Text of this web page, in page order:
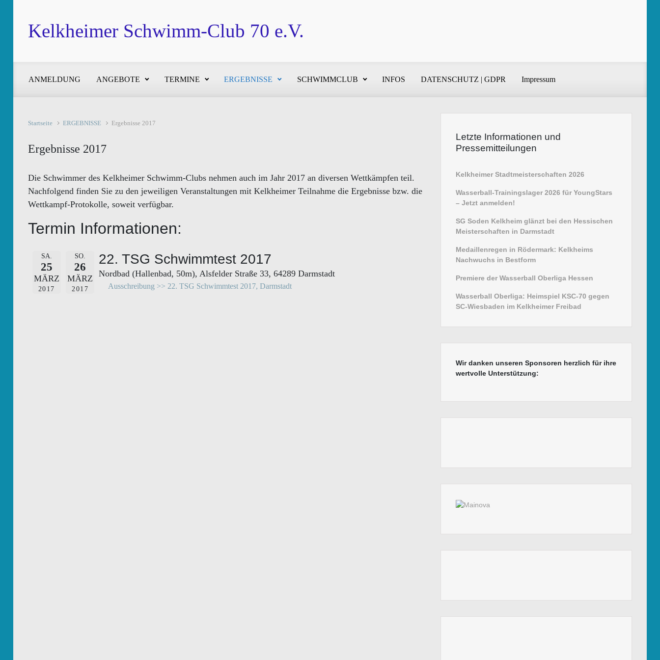
Kelkheimer Schwimm-Club 70 e.V.
ANMELDUNG ANGEBOTE TERMINE ERGEBNISSE SCHWIMMCLUB INFOS DATENSCHUTZ | GDPR Impressum
Startseite ERGEBNISSE Ergebnisse 2017
Ergebnisse 2017
Die Schwimmer des Kelkheimer Schwimm-Clubs nehmen auch im Jahr 2017 an diversen Wettkämpfen teil.
Nachfolgend finden Sie zu den jeweiligen Veranstaltungen mit Kelkheimer Teilnahme die Ergebnisse bzw. die
Wettkampf-Protokolle, soweit verfügbar.
Termin Informationen:
SA.
25
MÄRZ
2017
SO.
26
MÄRZ
2017
22. TSG Schwimmtest 2017
Nordbad (Hallenbad, 50m), Alsfelder Straße 33, 64289 Darmstadt
Ausschreibung >> 22. TSG Schwimmtest 2017, Darmstadt
Letzte Informationen und
Pressemitteilungen
Kelkheimer Stadtmeisterschaften 2026
Wasserball-Trainingslager 2026 für YoungStars
– Jetzt anmelden!
SG Soden Kelkheim glänzt bei den Hessischen
Meisterschaften in Darmstadt
Medaillenregen in Rödermark: Kelkheims
Nachwuchs in Bestform
Premiere der Wasserball Oberliga Hessen
Wasserball Oberliga: Heimspiel KSC-70 gegen
SC-Wiesbaden im Kelkheimer Freibad
Wir danken unseren Sponsoren herzlich für ihre
wertvolle Unterstützung: